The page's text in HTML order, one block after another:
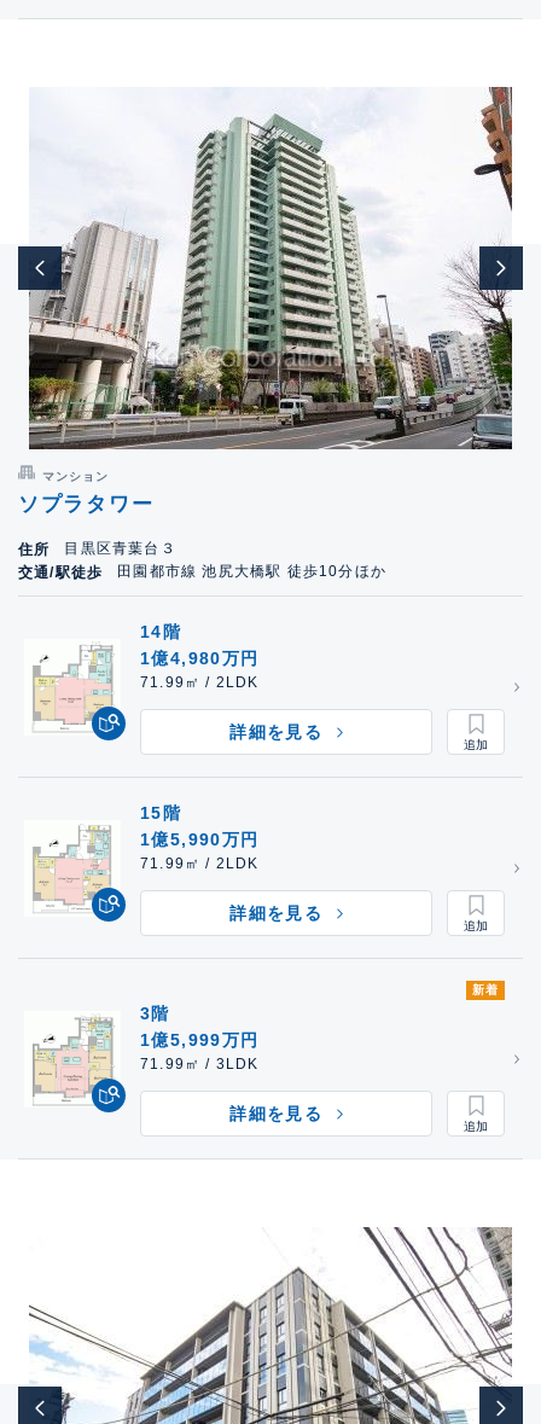
マンション
ソプラタワー
住所
目黒区青葉台３
交通/駅徒歩
田園都市線 池尻大橋駅 徒歩10分ほか
14階
1億4,980万円
71.99㎡ / 2LDK
詳細を見る
15階
1億5,990万円
71.99㎡ / 2LDK
詳細を見る
新着
3階
1億5,999万円
71.99㎡ / 3LDK
詳細を見る